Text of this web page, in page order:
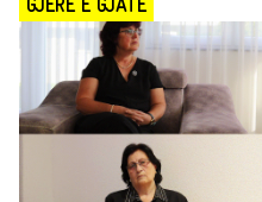
GJERË E GJATË